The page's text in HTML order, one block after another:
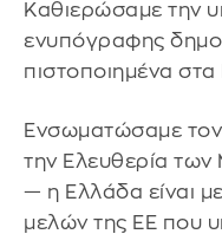
Καθιερώσαμε την
ενυπόγραφης
πιστοποιημένα
Ενσωματώσαμε
την Ελευθερία
— η Ελλάδα είναι
μελών της ΕΕ που